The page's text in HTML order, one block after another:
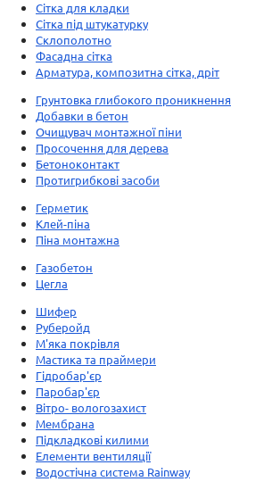
Сітка для кладки
Сітка під штукатурку
Склополотно
Фасадна сітка
Арматура, композитна сітка, дріт
Грунтовка глибокого проникнення
Добавки в бетон
Очищувач монтажної піни
Просочення для дерева
Бетоноконтакт
Протигрибкові засоби
Герметик
Клей-піна
Піна монтажна
Газобетон
Цегла
Шифер
Руберойд
М'яка покрівля
Мастика та праймери
Гідробар'єр
Паробар'єр
Вітро- вологозахист
Мембрана
Підкладкові килими
Елементи вентиляції
Водостічна система Rainway